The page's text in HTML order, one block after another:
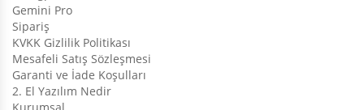
Gemini Pro
Sipariş
KVKK Gizlilik Politikası
Mesafeli Satış Sözleşmesi
Garanti ve İade Koşulları
2. El Yazılım Nedir